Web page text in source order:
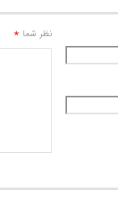
نظر شما *